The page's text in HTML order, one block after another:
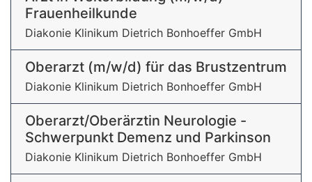
Frauenheilkunde
Diakonie Klinikum Dietrich Bonhoeffer GmbH
Oberarzt (m/w/d) für das Brustzentrum
Diakonie Klinikum Dietrich Bonhoeffer GmbH
Oberarzt/Oberärztin Neurologie -
Schwerpunkt Demenz und Parkinson
Diakonie Klinikum Dietrich Bonhoeffer GmbH